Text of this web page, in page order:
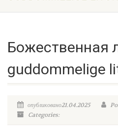
Божественная
guddommelige
опубликовано21.04.2025
Categories: